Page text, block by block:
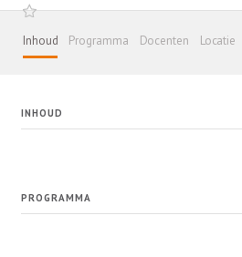
Inhoud Programma Docenten Locatie
INHOUD
PROGRAMMA